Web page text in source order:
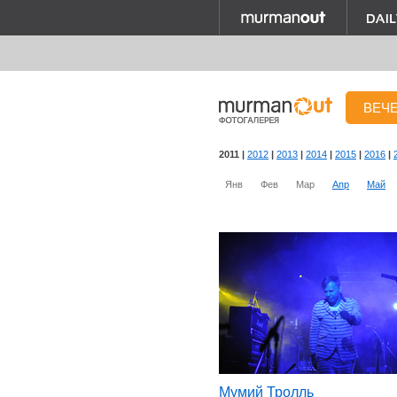
2011 | 2012 | 2013 | 2014 | 2015 | 2016 |
Янв Фев Мар Апр Май
Мумий Тролль